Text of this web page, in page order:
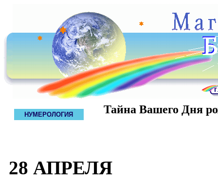
НУМЕРОЛОГИЯ Тайна Вашего Дня
28 АПРЕЛЯ